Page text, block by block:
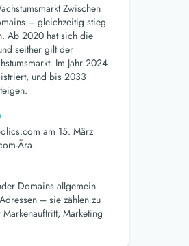
Zwischen
– gleichzeitig stieg
Ab 2020 hat sich die
seither gilt der
Im Jahr 2024
und bis 2033
am 15. März
Ära.
Domains allgemein
– sie zählen zu
Marketing